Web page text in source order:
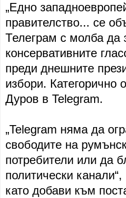
„Едно
правителство... се
Телеграм с молба да
консервативните
преди днешните
избори. Категорично
Дуров в Telegram.
„Telegram няма да
свободите на
потребители или да
политически
като добави към